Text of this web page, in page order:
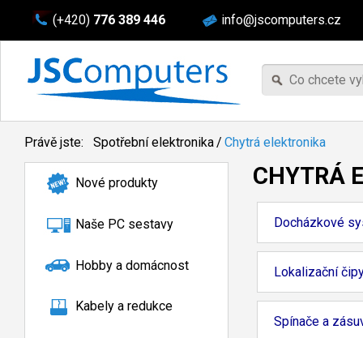
(+420) 776 389 446 info@jscomputers.cz
Právě jste: Spotřební elektronika/ Chytrá elektronika
Nové produkty
Naše PC sestavy
Hobby a domácnost
Kabely a redukce
CHYTRÁ
Docházkové
Lokalizační
Spínače a